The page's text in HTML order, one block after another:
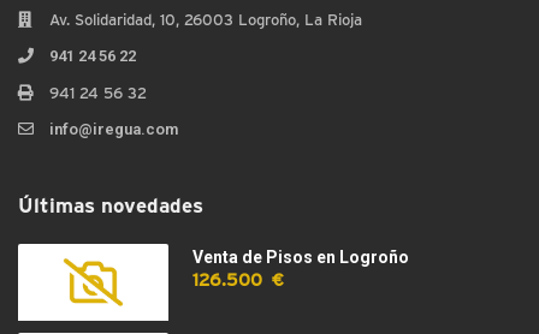
Av. Solidaridad, 10, 26003 Logroño, La Rioja
941 24 56 22
941 24 56 32
info@iregua.com
Últimas novedades
Venta de Pisos en Logroño
126.500 €